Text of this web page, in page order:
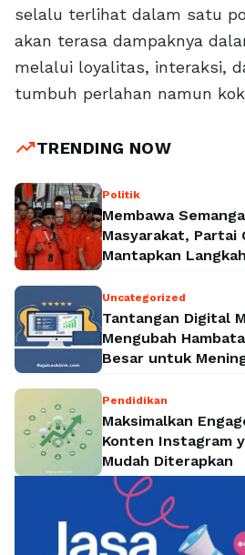
selalu terlihat dalam satu
akan terasa dampaknya
melalui loyalitas, interaksi,
tumbuh perlahan namun
trending_upTRENDING NOW
Politik
Membawa
Masyarakat, Partai
Mantapkan
Uncategorized
Tantangan Digital
Mengubah
Besar untuk
Pendidikan
Maksimalkan
Konten Instagram
Mudah Diterapkan